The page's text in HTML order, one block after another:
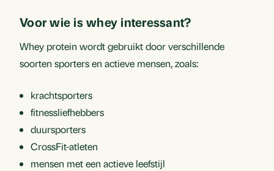
Voor wie is whey interessant?
Whey protein wordt gebruikt door verschillende
soorten sporters en actieve mensen, zoals:
krachtsporters
fitnessliefhebbers
duursporters
CrossFit-atleten
mensen met een actieve leefstijl